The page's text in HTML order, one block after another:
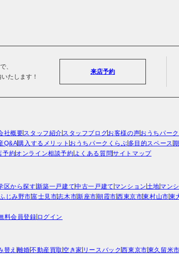
、
たします！
来店予約
社概要スタッフ紹介 スタッフブログお客様の声おうちパー
Q&A購入するメリット おうちパークくらぶ 多目的スペース
予約オンライン相談予約 よくある質問サイトマップ
区から探す新築一戸建て中古一戸建て マンション 土地 マン
じみ野市富士見市志木市新座市朝霞市西東京市東村山市東
料会員登録 ログイン
替え 離婚不動産買取 空き家 リースバック 西東京市東久留米市